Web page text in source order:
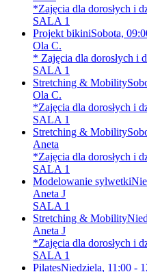
*Zajęcia dla dorosłych i
SALA 1
Projekt bikiniSobota,
Ola C.
* Zajęcia dla dorosłych i
SALA 1
Stretching & Mobility
Ola C.
*Zajęcia dla dorosłych i
SALA 1
Stretching & Mobility
Aneta
*Zajęcia dla dorosłych i
SALA 1
Modelowanie sylwetki
Aneta J
SALA 1
Stretching & Mobility
Aneta J
*Zajęcia dla dorosłych i
SALA 1
PilatesNiedziela, 11:00 -